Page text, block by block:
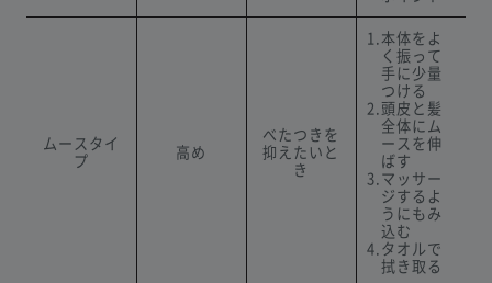
ムースタイ
プ
高め
べたつきを
抑えたいと
き
1.本体をよ
く振って
手に少量
つける
2.頭皮と髪
全体にム
ースを伸
ばす
3.マッサー
ジするよ
うにもみ
込む
4.タオルで
拭き取る